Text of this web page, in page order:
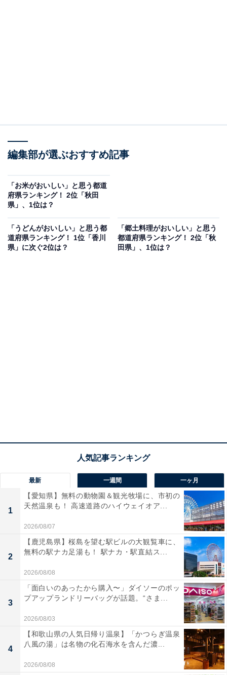
編集部が選ぶおすすめ記事
「お米がおいしい」と思う都道
府県ランキング！ 2位「秋田
県」、1位は？
「うどんがおいしい」と思う都
道府県ランキング！ 1位「香川
県」に次ぐ2位は？
「郷土料理がおいしい」と思う
都道府県ランキング！ 2位「秋
田県」、1位は？
最新 一週間 一ヶ月
1
【愛知県】無料の動物園＆観光牧場に、市初の
天然温泉も！ 高速道路のハイウェイオア...
2026/08/07
2
【鹿児島県】桜島を望む駅ビルの大観覧車に、
無料の駅ナカ足湯も！ 駅ナカ・駅直結ス...
2026/08/08
3
「面白いのあったから購入〜」ダイソーのポッ
プアップランドリーバッグが話題。“さま...
2026/08/03
4
【和歌山県の人気日帰り温泉】「かつらぎ温泉
八風の湯」は名物の化石海水を含んだ濃...
2026/08/08